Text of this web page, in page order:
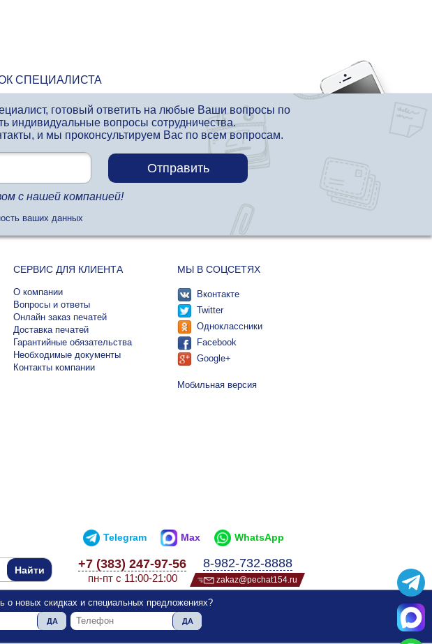
СПЕЦИАЛИСТА
готовый ответить на любые Ваши вопросы по
индивидуальные вопросы сотрудничества.
и мы проконсультируем Вас по всем вопросам.
с нашей компанией!
ваших данных
СЕРВИС ДЛЯ КЛИЕНТА
О компании
Вопросы и ответы
Онлайн заказ печатей
Доставка печатей
Гарантийные обязательства
Необходимые документы
Контакты компании
МЫ В СОЦСЕТЯХ
Вконтакте
Twitter
Одноклассники
Facebook
Google+
Мобильная версия
Telegram Max WhatsApp
+7 (383) 247-97-56
пн-пт с 11:00-21:00
8-982-732-8888
zakaz@pechat154.ru
о новых скидках и специальных предложениях?